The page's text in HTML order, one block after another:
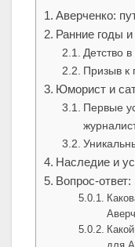
Аверченко:
Ранние годы
Детство
Призыв к
Юморист и
Первые
Наследие и
Вопрос-ответ: